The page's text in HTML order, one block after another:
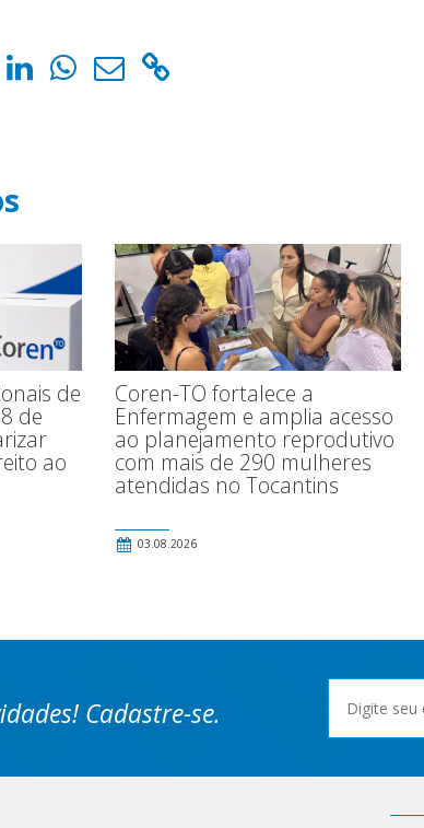
de
de
ao
Coren-TO fortalece a
Enfermagem e amplia acesso
ao planejamento reprodutivo
com mais de 290 mulheres
atendidas no Tocantins
03.08.2026
Cadastre-se.